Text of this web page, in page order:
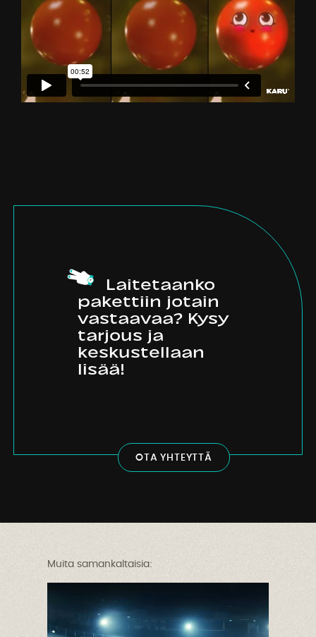
Laitetaanko
pakettiin jotain
vastaavaa? Kysy
tarjous ja
keskustellaan
lisää!
OTA Y H T EYTTÄ
Muita samankaltaisia: